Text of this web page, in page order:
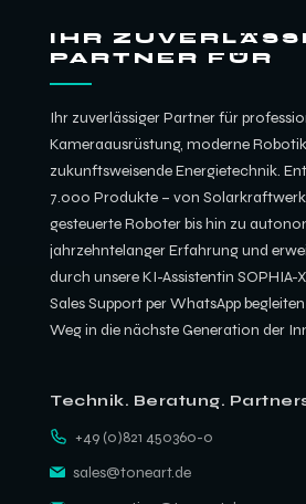
IHR
PARTNER FÜR
Ihr zuverlässiger Partner für
Kameraausrüstung, moderne
zukunftsweisende Energietechnik.
7.000 Produkte – von
gesteuerte Roboter bis hin zu
jahrzehntelanger Erfahrung und
durch unsere KI-Assistentin SOPHIA-
Sales Support per WhatsApp
Weg in die nächste Generation der
Technik. Beratung.
+49 (0)821 450360-0
sales@toneart.de